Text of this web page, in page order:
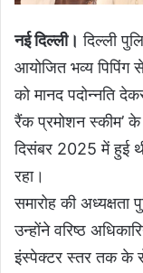
नई दिल्ली। दिल्ली
आयोजित भव्य पिपिंग
को मानद पदोन्नति
रैंक प्रमोशन स्कीम’
दिसंबर 2025 में हुई
रहा।
समारोह की
उन्होंने वरिष्ठ
इंस्पेक्टर स्तर तक के